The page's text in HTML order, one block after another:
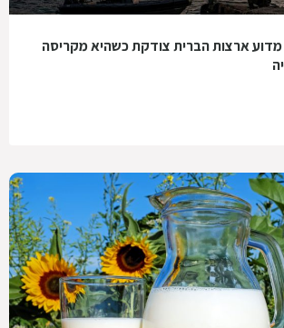
ארצות הברית צודקת כשהיא מקריסה